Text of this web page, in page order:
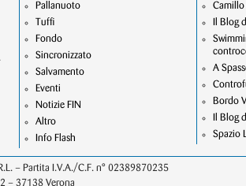
Pallanuoto
Tuffi
Fondo
Sincronizzato
Salvamento
Eventi
Notizie FIN
Altro
Info Flash
Camillo
Il Blog
A
Bordo
Il Blog
Spazio
– Partita I.V.A./C.F. n° 02389870235
– 37138 Verona